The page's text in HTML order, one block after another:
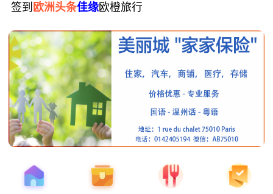
签到 欧洲头条佳缘欧橙旅行